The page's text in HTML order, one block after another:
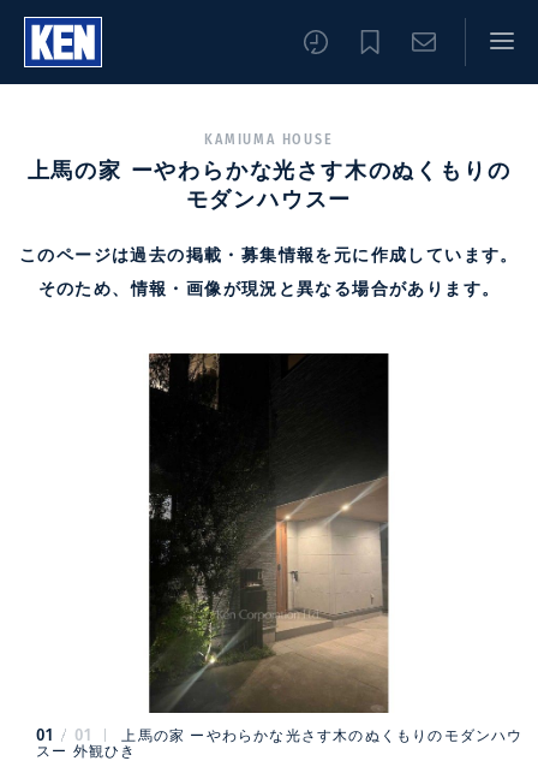
KAMIUMA HOUSE
上馬の家 ーやわらかな光さす木のぬくもりの
モダンハウスー
このページは過去の掲載・募集情報を元に作成しています。
そのため、情報・画像が現況と異なる場合があります。
01 01
上馬の家 ーやわらかな光さす木のぬくもりのモダンハウ
スー 外観ひき